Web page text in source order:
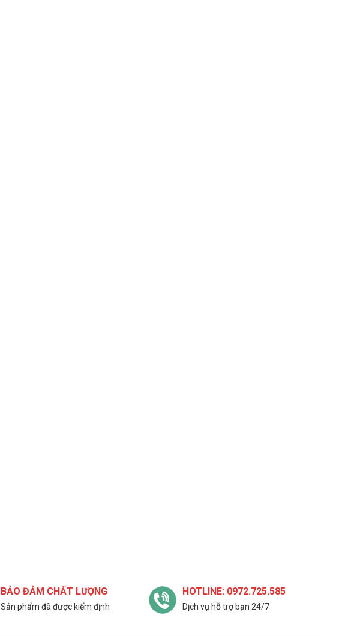
BẢO ĐẢM CHẤT LƯỢNG
Sản phẩm đã được kiểm định
HOTLINE: 0972.725.585
Dịch vụ hỗ trợ bạn 24/7